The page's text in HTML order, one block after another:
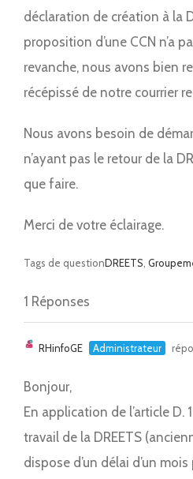
déclaration de création à la
proposition d’une CCN n’a
revanche, nous avons bien
récépissé de notre courrier
Nous avons besoin de
n’ayant pas le retour de la
que faire.
Merci de votre éclairage.
Tags de questionDREETS
1 Réponses
RHinfoGE Administrateur
Bonjour,
En application de l’article D.
travail de la DREETS
dispose d’un délai d’un